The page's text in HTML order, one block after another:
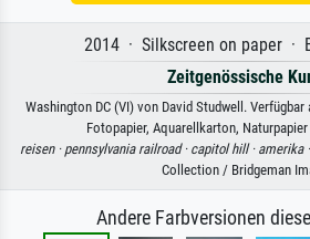
2014 · Silkscreen on paper ·
Zeitgenössische
Washington DC (VI) von David Studwell.
Fotopapier, Aquarellkarton,
reisen · pennsylvania railroad · capitol hill · amerika ·
Collection / Bridgeman
Andere Farbversionen